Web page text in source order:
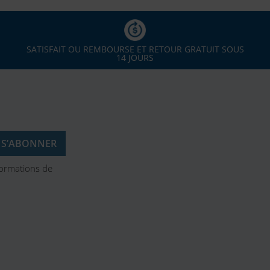
SATISFAIT OU REMBOURSE ET RETOUR GRATUIT SOUS
14 JOURS
de